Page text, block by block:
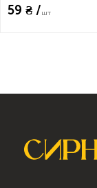
59 ₴ /шт